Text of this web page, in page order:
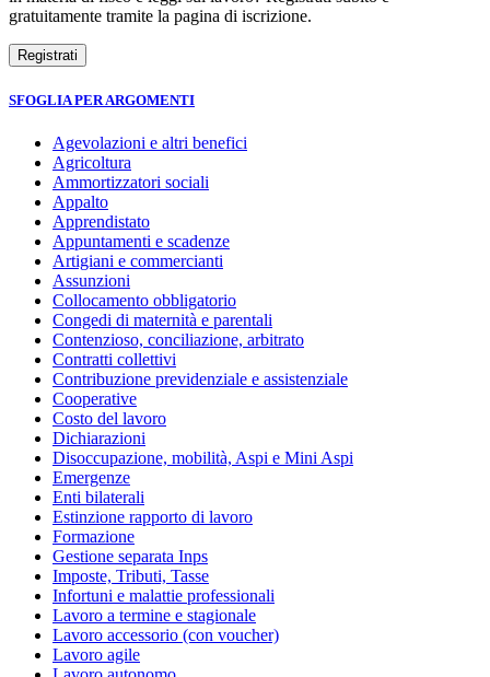
gratuitamente tramite la pagina di iscrizione.
SFOGLIA PER ARGOMENTI
Agevolazioni e altri benefici
Agricoltura
Ammortizzatori sociali
Appalto
Apprendistato
Appuntamenti e scadenze
Artigiani e commercianti
Assunzioni
Collocamento obbligatorio
Congedi di maternità e parentali
Contenzioso, conciliazione, arbitrato
Contratti collettivi
Contribuzione previdenziale e assistenziale
Cooperative
Costo del lavoro
Dichiarazioni
Disoccupazione, mobilità, Aspi e Mini Aspi
Emergenze
Enti bilaterali
Estinzione rapporto di lavoro
Formazione
Gestione separata Inps
Imposte, Tributi, Tasse
Infortuni e malattie professionali
Lavoro a termine e stagionale
Lavoro accessorio (con voucher)
Lavoro agile